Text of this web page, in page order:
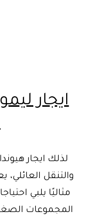
ايجار
لذلك ايجار
والتنقل العائلي،
مثاليًا يلبي
المجموعات